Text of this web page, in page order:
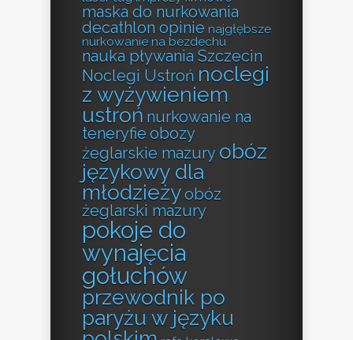
maska do nurkowania
decathlon opinie najgłębsze
nurkowanie na bezdechu
nauka pływania Szczecin
Noclegi Ustroń noclegi
z wyżywieniem
ustroń nurkowanie na
teneryfie obozy
żeglarskie mazury obóz
językowy dla
młodzieżyobóz
żeglarski mazury
pokoje do
wynajęcia
gołuchów
przewodnik po
paryżu w języku